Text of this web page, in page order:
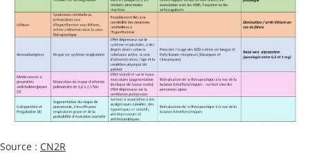
Source : CN2R